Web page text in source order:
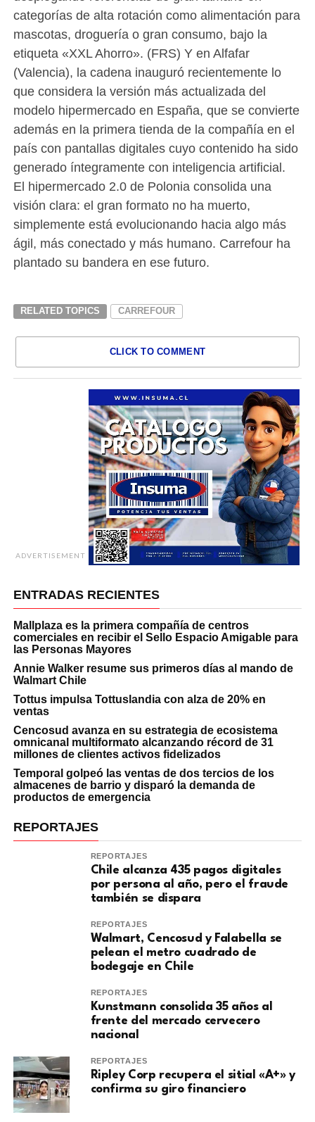
categorías de alta rotación como alimentación para
mascotas, droguería o gran consumo, bajo la
etiqueta «XXL Ahorro». (FRS) Y en Alfafar
(Valencia), la cadena inauguró recientemente lo
que considera la versión más actualizada del
modelo hipermercado en España, que se convierte
además en la primera tienda de la compañía en el
país con pantallas digitales cuyo contenido ha sido
generado íntegramente con inteligencia artificial.
El hipermercado 2.0 de Polonia consolida una
visión clara: el gran formato no ha muerto,
simplemente está evolucionando hacia algo más
ágil, más conectado y más humano. Carrefour ha
plantado su bandera en ese futuro.
RELATED TOPICS CARREFOUR
CLICK TO COMMENT
ADVERTISEMENT
ENTRADAS RECIENTES
Mallplaza es la primera compañía de centros
comerciales en recibir el Sello Espacio Amigable para
las Personas Mayores
Annie Walker resume sus primeros días al mando de
Walmart Chile
Tottus impulsa Tottuslandia con alza de 20% en
ventas
Cencosud avanza en su estrategia de ecosistema
omnicanal multiformato alcanzando récord de 31
millones de clientes activos fidelizados
Temporal golpeó las ventas de dos tercios de los
almacenes de barrio y disparó la demanda de
productos de emergencia
REPORTAJES
REPORTAJES
Chile alcanza 435 pagos digitales
por persona al año, pero el fraude
también se dispara
REPORTAJES
Walmart, Cencosud y Falabella se
pelean el metro cuadrado de
bodegaje en Chile
REPORTAJES
Kunstmann consolida 35 años al
frente del mercado cervecero
nacional
REPORTAJES
Ripley Corp recupera el sitial «A+» y
confirma su giro financiero